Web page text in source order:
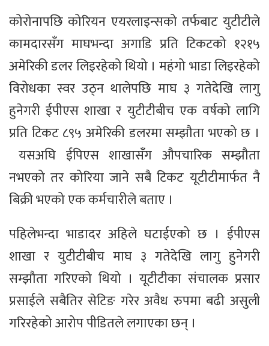
कोरोनापछि कोरियन एयरलाइन्सको तर्फबाट युटीटीले
कामदारसँग माघभन्दा अगाडि प्रति टिकटको १२१५
अमेरिकी डलर लिइरहेको थियो । महंगो भाडा लिइरहेको
विरोधका स्वर उठ्न थालेपछि माघ ३ गतेदेखि लागु
हुनेगरी ईपीएस शाखा र युटीटीबीच एक वर्षको लागि
प्रति टिकट ८९५ अमेरिकी डलरमा सम्झौता भएको छ ।
यसअघि ईपिएस शाखासँग औपचारिक सम्झौता
नभएको तर कोरिया जाने सबै टिकट यूटीटीमार्फत नै
बिक्री भएको एक कर्मचारीले बताए ।
पहिलेभन्दा भाडादर अहिले घटाईएको छ । ईपीएस
शाखा र युटीटीबीच माघ ३ गतेदेखि लागु हुनेगरी
सम्झौता गरिएको थियो । यूटीटीका संचालक प्रसार
प्रसाईले सबैतिर सेटिङ गरेर अवैध रुपमा बढी असुली
गरिरहेको आरोप पीडितले लगाएका छन् ।